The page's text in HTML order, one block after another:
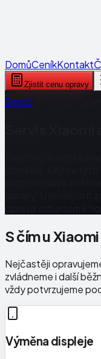
DomůCeníkKontakt
Zjistit cenu opravy
Domů
S čím u
Nejčastěji
zvládneme i další
vždy potvrzujeme
Výměna displeje